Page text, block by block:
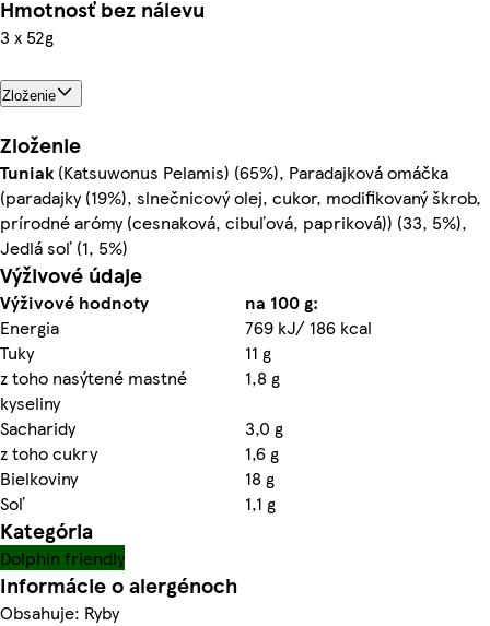
Hmotnosť bez nálevu
3 x 52g
Zloženie
Zloženie
Tuniak(Katsuwonus Pelamis) (65%), Paradajková omáčka
(paradajky (19%), slnečnicový olej, cukor, modifikovaný škrob,
prírodné arómy (cesnaková, cibuľová, papriková)) (33, 5%),
Jedlá soľ (1, 5%)
Výživové údaje
Výživové hodnoty
na 100 g:
Energia
769 kJ/ 186 kcal
Tuky
11 g
z toho nasýtené mastné
kyseliny
1,8 g
Sacharidy
3,0 g
z toho cukry
1,6 g
Bielkoviny
18 g
Soľ
1,1 g
Kategória
Dolphin friendly
Informácie o alergénoch
Obsahuje: Ryby